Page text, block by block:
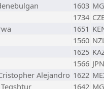
1603
1734
1651
1560
1625
1566 JPN
Alejandro 1622
1642